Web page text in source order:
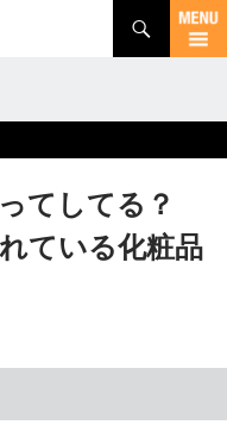
てしてる？
ている化粧品